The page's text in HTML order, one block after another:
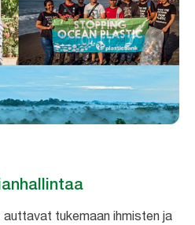
tukemaan ihmisten ja